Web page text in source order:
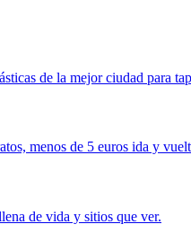
de la mejor ciudad para
menos de 5 euros ida y
de vida y sitios que ver.